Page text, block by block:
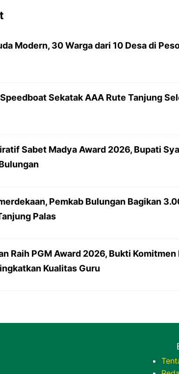
d
Modern, 30 Warga dari 10 Desa di
Sekatak AAA Rute Tanjung
Sabet Madya Award 2026, Bupati
Pemkab Bulungan Bagikan
Palas
Raih PGM Award 2026, Bukti
Kualitas Guru